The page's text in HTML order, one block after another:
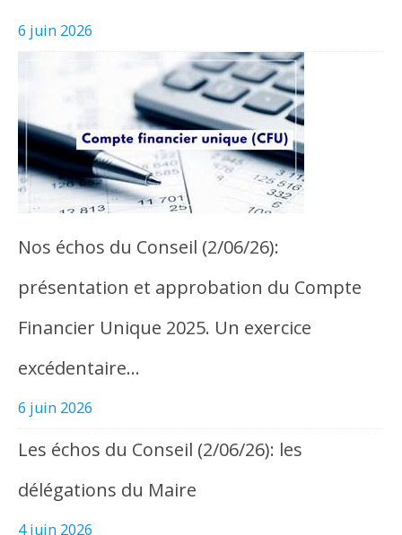
6 juin 2026
Nos échos du Conseil (2/06/26):
présentation et approbation du Compte
Financier Unique 2025. Un exercice
excédentaire…
6 juin 2026
Les échos du Conseil (2/06/26): les
délégations du Maire
4 juin 2026